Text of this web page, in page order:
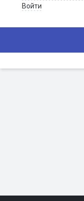
Войти